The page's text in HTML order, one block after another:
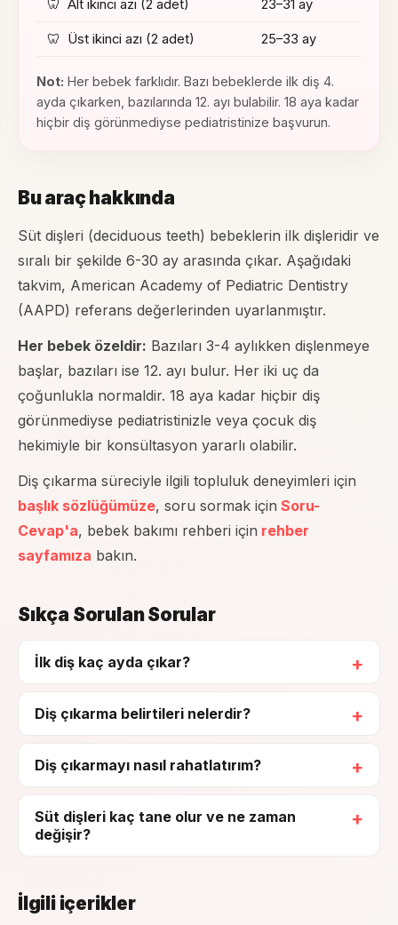
🦷 Alt ikinci azı (2 adet) 23–31 ay
🦷 Üst ikinci azı (2 adet) 25–33 ay
Not: Her bebek farklıdır. Bazı bebeklerde ilk diş 4.
ayda çıkarken, bazılarında 12. ayı bulabilir. 18 aya kadar
hiçbir diş görünmediyse pediatristinize başvurun.
Bu araç hakkında
Süt dişleri (deciduous teeth) bebeklerin ilk dişleridir ve
sıralı bir şekilde 6-30 ay arasında çıkar. Aşağıdaki
takvim, American Academy of Pediatric Dentistry
(AAPD) referans değerlerinden uyarlanmıştır.
Her bebek özeldir: Bazıları 3-4 aylıkken dişlenmeye
başlar, bazıları ise 12. ayı bulur. Her iki uç da
çoğunlukla normaldir. 18 aya kadar hiçbir diş
görünmediyse pediatristinizle veya çocuk diş
hekimiyle bir konsültasyon yararlı olabilir.
Diş çıkarma süreciyle ilgili topluluk deneyimleri için
başlık sözlüğümüze, soru sormak için Soru-
Cevap'a, bebek bakımı rehberi için rehber
sayfamıza bakın.
Sıkça Sorulan Sorular
İlk diş kaç ayda çıkar?
Diş çıkarma belirtileri nelerdir?
Diş çıkarmayı nasıl rahatlatırım?
Süt dişleri kaç tane olur ve ne zaman
değişir?
İlgili içerikler